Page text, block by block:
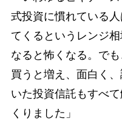
式投資に慣れている
てくるというレンジ
なると怖くなる。で
買うと増え、面白く
いた投資信託もすべ
くりました」